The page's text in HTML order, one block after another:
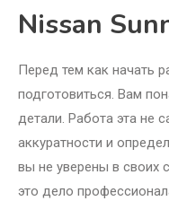
Nissan
Перед тем как начать
подготовиться. Вам
детали. Работа эта не
аккуратности и
вы не уверены в своих
это дело